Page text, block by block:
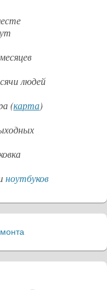
людей
(карта)
ноутбуков